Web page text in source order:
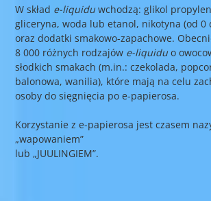
W skład e-liquidu wchodzą: glikol
gliceryna, woda lub etanol, nikotyna (od 0
oraz dodatki smakowo-zapachowe.
8 000 różnych rodzajów e-liquidu o
słodkich smakach (m.in.: czekolada,
balonowa, wanilia), które mają na celu
osoby do sięgnięcia po e-papierosa.
Korzystanie z e-papierosa jest czasem
„wapowaniem”
lub „JUULINGIEM”.